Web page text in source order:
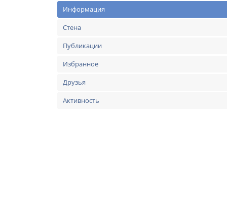
Информация
Стена
Публикации
Избранное
Друзья
Активность